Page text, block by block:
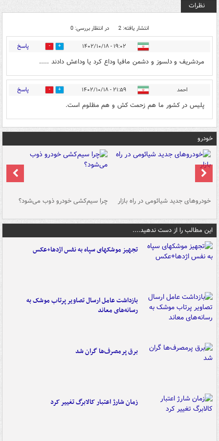
نظرات
انتشار یافته: 2 در انتظار بررسی: 0
۱۹:۰۲ - ۱۴۰۲/۱۰/۱۸ 2 پاسخ
مردشریف و دلسوز و دشمن مافیا وداع کرد یا وداعش دادند .....
احمد ۲۱:۵۹ - ۱۴۰۲/۱۰/۱۸ 1 پاسخ
پلیس در کشور ما هم زحمت کش و هم مظلوم است.
خودرو
خودروهای جدید شیائومی در راه بازار چرا سیم‌کشی خودرو ذوب می‌شود؟
این مطالب را از دست ندهید....
تجهیز موشکهای سپاه به نفس اژدها+عکس
بازداشت عامل ارسال تصاویر پرتاب موشک به
رسانه‌های معاند
برق پرمصرف‌ها گران شد
زمان شارژ اعتبار کالابرگ تغییر کرد